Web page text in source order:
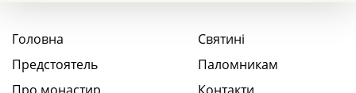
Головна
Предстоятель
Про монастир
Святині
Паломникам
Контакти